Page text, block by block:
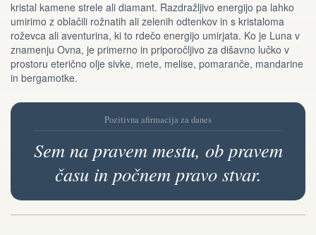
kristal kamene strele ali diamant. Razdražljivo energijo pa lahko
umirimo z oblačili rožnatih ali zelenih odtenkov in s kristaloma
roževca ali aventurina, ki to rdečo energijo umirjata. Ko je Luna v
znamenju Ovna, je primerno in priporočljivo za dišavno lučko v
prostoru eterično olje sivke, mete, melise, pomaranče, mandarine
in bergamotke.
Pozitivna afirmacija za danes
Sem na pravem mestu, ob pravem
času in počnem pravo stvar.